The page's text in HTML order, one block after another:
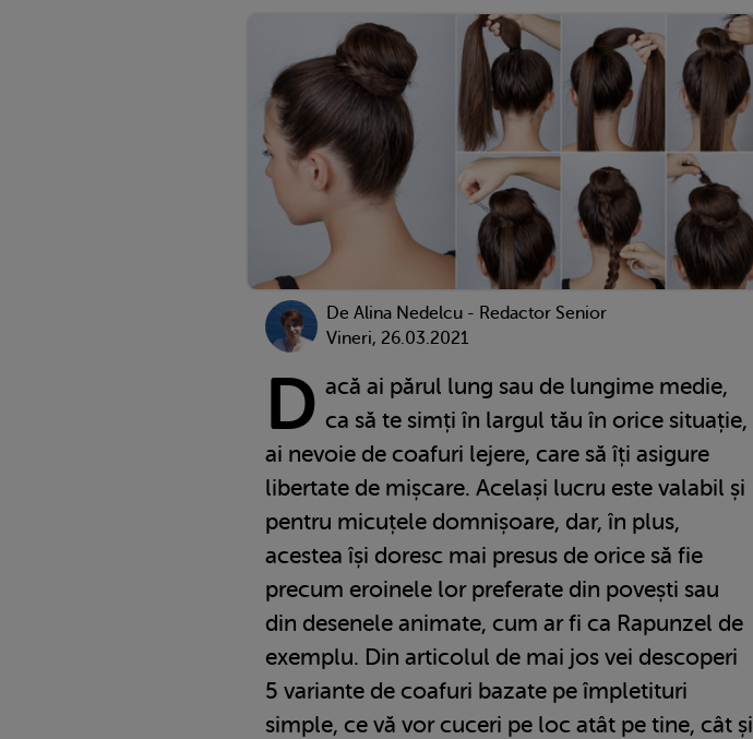
De Alina Nedelcu - Redactor Senior
Vineri, 26.03.2021
D acă ai părul lung sau de lungime medie,
ca să te simți în largul tău în orice situație,
ai nevoie de coafuri lejere, care să îți asigure
libertate de mișcare. Același lucru este valabil și
pentru micuțele domnișoare, dar, în plus,
acestea își doresc mai presus de orice să fie
precum eroinele lor preferate din povești sau
din desenele animate, cum ar fi ca Rapunzel de
exemplu. Din articolul de mai jos vei descoperi
5 variante de coafuri bazate pe împletituri
simple, ce vă vor cuceri pe loc atât pe tine, cât și